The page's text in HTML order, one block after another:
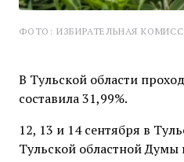
ФОТО: ИЗБИРАТЕЛЬНАЯ
В Тульской области
составила 31,99%.
12, 13 и 14 сентября в
Тульской областной